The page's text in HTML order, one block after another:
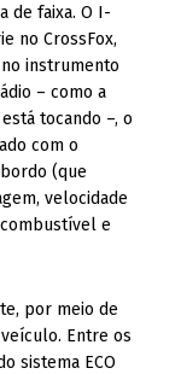
de faixa. O I-
no CrossFox,
instrumento
– como a
tocando –, o
com o
(que
velocidade
e
por meio de
Entre os
sistema ECO